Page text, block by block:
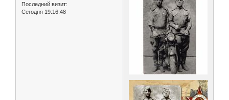
Последний визит:
Сегодня 19:16:48